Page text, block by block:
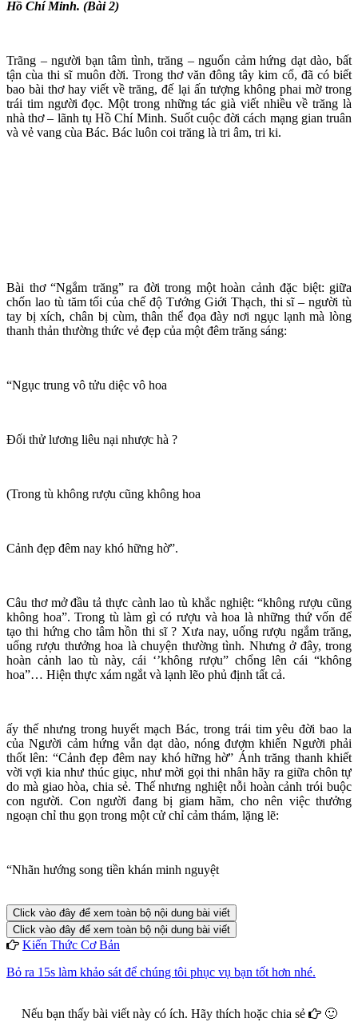
Hồ Chí Minh. (Bài 2)
Trãng – người bạn tâm tình, trăng – nguổn cảm hứng dạt dào, bất
tận cùa thi sĩ muôn đời. Trong thơ văn đông tây kim cổ, đã có biết
bao bài thơ hay viết về trăng, đế lại ấn tượng không phai mờ trong
trái tim người đọc. Một trong những tác già viết nhiều về trăng là
nhà thơ – lãnh tụ Hồ Chí Minh. Suốt cuộc đời cách mạng gian truân
và vẻ vang cùa Bác. Bác luôn coi trăng là tri âm, tri ki.
Bài thơ “Ngắm trăng” ra đời trong một hoàn cảnh đặc biệt: giữa
chốn lao tù tăm tối của chế độ Tướng Giới Thạch, thi sĩ – người tù
tay bị xích, chân bị cùm, thân thể đọa đày nơi ngục lạnh mà lòng
thanh thản thường thức vẻ đẹp của một đêm trăng sáng:
“Ngục trung vô tửu diệc vô hoa
Đối thử lương liêu nại nhược hà ?
(Trong tù không rượu cũng không hoa
Cảnh đẹp đêm nay khó hững hờ”.
Câu thơ mở đầu tả thực cành lao tù khắc nghiệt: “không rượu cũng
không hoa”. Trong tù làm gì có rượu và hoa là những thứ vốn để
tạo thi hứng cho tâm hồn thi sĩ ? Xưa nay, uống rượu ngắm trăng,
uống rượu thưởng hoa là chuyện thường tình. Nhưng ở đây, trong
hoàn cảnh lao tù này, cái ‘’không rượu” chổng lên cái “không
hoa”… Hiện thực xám ngắt và lạnh lẽo phủ định tất cả.
ấy thế nhưng trong huyết mạch Bác, trong trái tim yêu đời bao la
của Người cảm hứng vẫn dạt dào, nóng đượm khiến Người phải
thốt lên: “Cảnh đẹp đêm nay khó hững hờ” Ánh trăng thanh khiết
vời vợi kia như thúc giục, như mời gọi thi nhân hãy ra giữa chôn tự
do mà giao hòa, chia sẻ. Thế nhưng nghiệt nỗi hoàn cảnh trói buộc
con người. Con người đang bị giam hãm, cho nên việc thưởng
ngoạn chỉ thu gọn trong một cử chỉ cảm thám, lặng lẽ:
“Nhãn hướng song tiền khán minh nguyệt
Click vào đây để xem toàn bộ nội dung bài viết
Click vào đây để xem toàn bộ nội dung bài viết
Kiến Thức Cơ Bản
Bỏ ra 15s làm khảo sát để chúng tôi phục vụ bạn tốt hơn nhé.
Nếu bạn thấy bài viết này có ích. Hãy thích hoặc chia sẻ
🙂